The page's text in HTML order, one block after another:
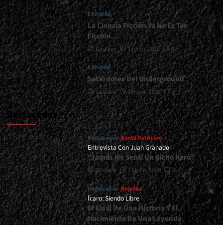
|
</span>
</small>
<div>La
Vuelta
De
Extol
Al
Estudio</div>
Editorial
La Ciencia Ficción Ya No Es Tan
Ficción…
Gustavo 1 junio, 2026 0
Editorial
Sacerdotes Del Underground
Gustavo 1 mayo, 2026 0
Destacados
Destacados Gente Del Acero
Entrevista Con Juan Granado
“Jamás Me Sentí Un Bicho Raro”
Gustavo 13 julio, 2026 0
Destacados Reseñas
Ícaro: Siendo Libre
El Final De Una Historia Y El
Nacimiento De Una Leyenda